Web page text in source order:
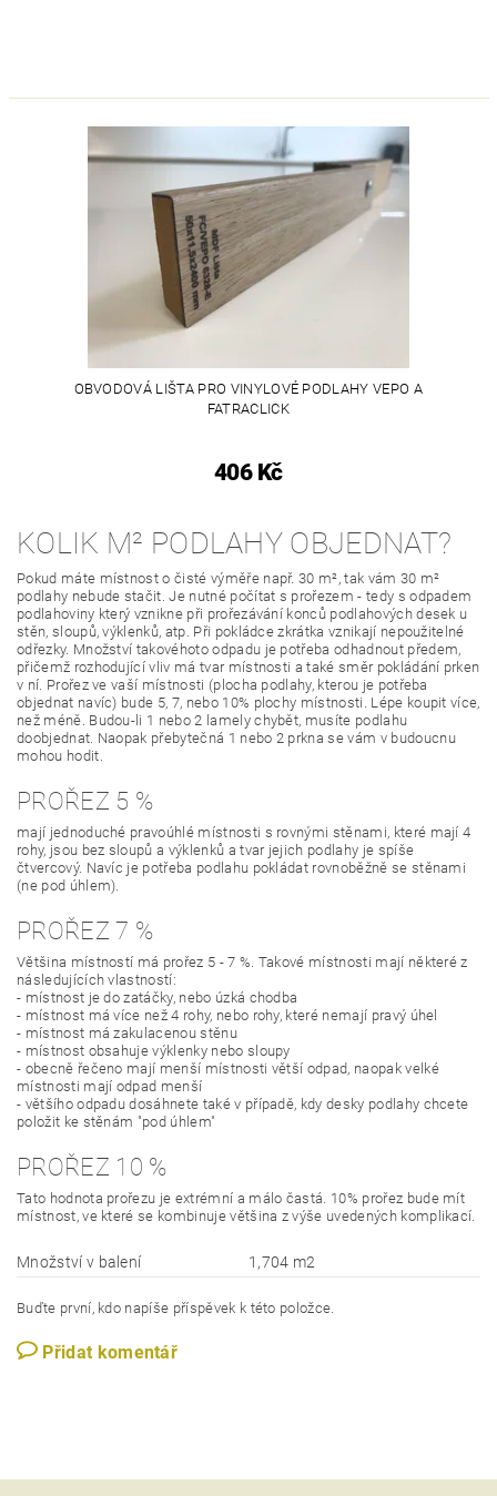
OBVODOVÁ LIŠTA PRO VINYLOVÉ PODLAHY VEPO A
FATRACLICK
406 Kč
KOLIK M² PODLAHY OBJEDNAT?
Pokud máte místnost o čisté výměře např. 30 m², tak vám 30 m²
podlahy nebude stačit. Je nutné počítat s prořezem - tedy s odpadem
podlahoviny který vznikne při prořezávání konců podlahových desek u
stěn, sloupů, výklenků, atp. Při pokládce zkrátka vznikají nepoužitelné
odřezky. Množství takovéhoto odpadu je potřeba odhadnout předem,
přičemž rozhodující vliv má tvar místnosti a také směr pokládání prken
v ní. Prořez ve vaší místnosti (plocha podlahy, kterou je potřeba
objednat navíc) bude 5, 7, nebo 10% plochy místnosti. Lépe koupit více,
než méně. Budou-li 1 nebo 2 lamely chybět, musíte podlahu
doobjednat. Naopak přebytečná 1 nebo 2 prkna se vám v budoucnu
mohou hodit.
PROŘEZ 5 %
mají jednoduché pravoúhlé místnosti s rovnými stěnami, které mají 4
rohy, jsou bez sloupů a výklenků a tvar jejich podlahy je spíše
čtvercový. Navíc je potřeba podlahu pokládat rovnoběžně se stěnami
(ne pod úhlem).
PROŘEZ 7 %
Většina místností má prořez 5 - 7 %. Takové místnosti mají některé z
následujících vlastností:
- místnost je do zatáčky, nebo úzká chodba
- místnost má více než 4 rohy, nebo rohy, které nemají pravý úhel
- místnost má zakulacenou stěnu
- místnost obsahuje výklenky nebo sloupy
- obecně řečeno mají menší místnosti větší odpad, naopak velké
místnosti mají odpad menší
- většího odpadu dosáhnete také v případě, kdy desky podlahy chcete
položit ke stěnám "pod úhlem"
PROŘEZ 10 %
Tato hodnota prořezu je extrémní a málo častá. 10% prořez bude mít
místnost, ve které se kombinuje většina z výše uvedených komplikací.
Množství v balení 1,704 m2
Buďte první, kdo napíše příspěvek k této položce.
Přidat komentář